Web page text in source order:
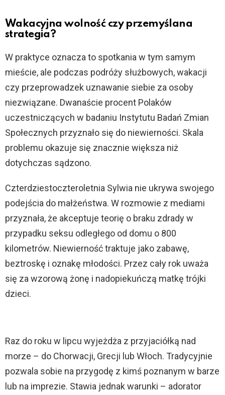
Wakacyjna wolność czy przemyślana
strategia?
W praktyce oznacza to spotkania w tym samym
mieście, ale podczas podróży służbowych, wakacji
czy przeprowadzek uznawanie siebie za osoby
niezwiązane. Dwanaście procent Polaków
uczestniczących w badaniu Instytutu Badań Zmian
Społecznych przyznało się do niewierności. Skala
problemu okazuje się znacznie większa niż
dotychczas sądzono.
Czterdziestoczteroletnia Sylwia nie ukrywa swojego
podejścia do małżeństwa. W rozmowie z mediami
przyznała, że akceptuje teorię o braku zdrady w
przypadku seksu odległego od domu o 800
kilometrów. Niewierność traktuje jako zabawę,
beztroskę i oznakę młodości. Przez cały rok uważa
się za wzorową żonę i nadopiekuńczą matkę trójki
dzieci.
Raz do roku w lipcu wyjeżdża z przyjaciółką nad
morze – do Chorwacji, Grecji lub Włoch. Tradycyjnie
pozwala sobie na przygodę z kimś poznanym w barze
lub na imprezie. Stawia jednak warunki – adorator